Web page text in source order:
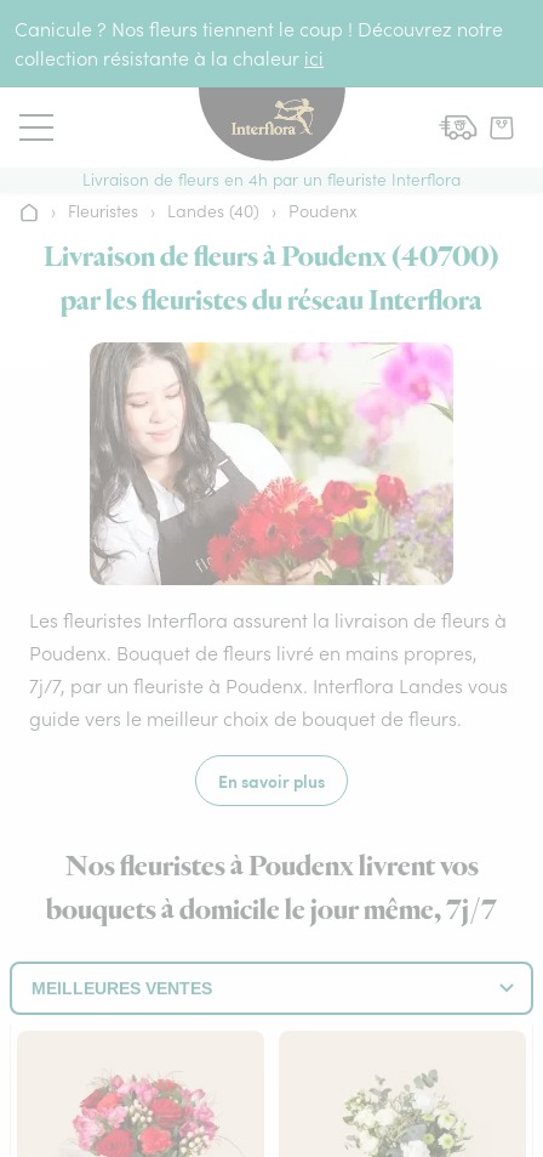
Canicule ? Nos fleurs tiennent le coup ! Découvrez notre
collection résistante à la chaleur ici
Livraison de fleurs en 4h par un fleuriste Interflora
Accueil
› Fleuristes › Landes (40) › Poudenx
Livraison de fleurs à Poudenx (40700)
par les fleuristes du réseau Interflora
Les fleuristes Interflora assurent la livraison de fleurs à
Poudenx. Bouquet de fleurs livré en mains propres,
7j/7, par un fleuriste à Poudenx. Interflora Landes vous
guide vers le meilleur choix de bouquet de fleurs.
En savoir plus
Nos fleuristes à Poudenx livrent vos
bouquets à domicile le jour même, 7j/7